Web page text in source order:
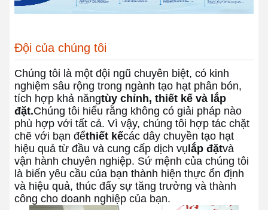
Đội của chúng tôi
Chúng tôi là một đội ngũ chuyên biệt, có kinh
nghiệm sâu rộng trong ngành tạo hạt phân bón,
tích hợp khả năngtùy chỉnh, thiết kế và lắp
đặt.Chúng tôi hiểu rằng không có giải pháp nào
phù hợp với tất cả. Vì vậy, chúng tôi hợp tác chặt
chẽ với bạn đểthiết kếcác dây chuyền tạo hạt
hiệu quả từ đầu và cung cấp dịch vụ lắp đặtvà
vận hành chuyên nghiệp. Sứ mệnh của chúng tôi
là biến yêu cầu của bạn thành hiện thực ổn định
và hiệu quả, thúc đẩy sự tăng trưởng và thành
công cho doanh nghiệp của bạn.